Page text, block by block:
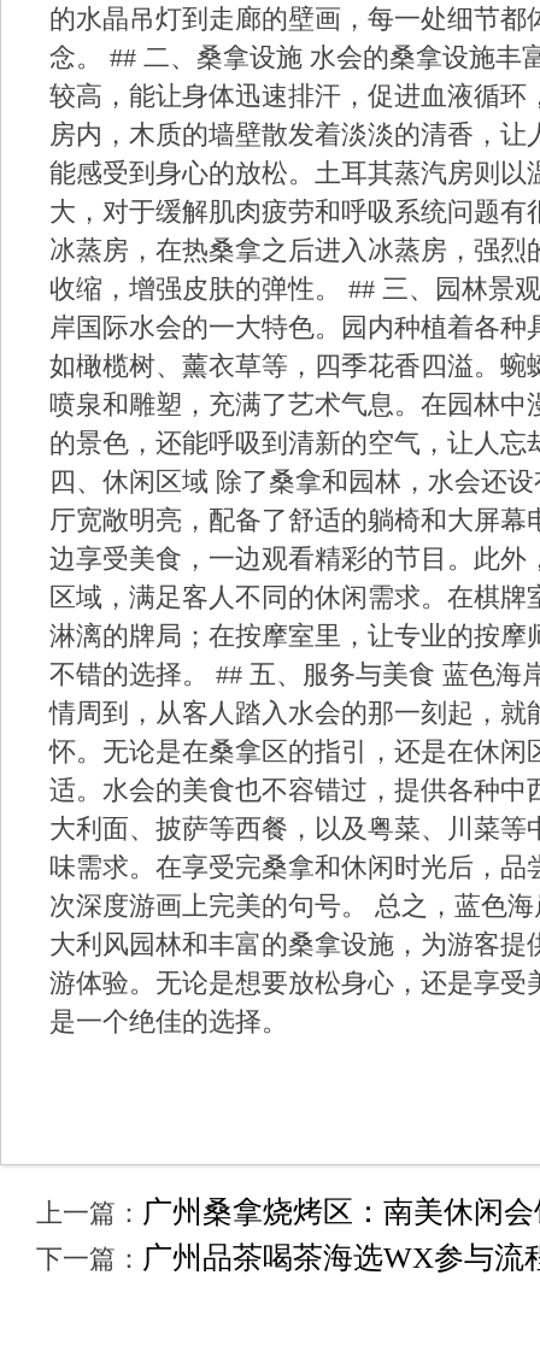
的水晶吊灯到走廊的壁画，每一处细节都
念。 ## 二、桑拿设施 水会的桑拿设施丰
较高，能让身体迅速排汗，促进血液循环
房内，木质的墙壁散发着淡淡的清香，让
能感受到身心的放松。土耳其蒸汽房则以
大，对于缓解肌肉疲劳和呼吸系统问题有
冰蒸房，在热桑拿之后进入冰蒸房，强烈
收缩，增强皮肤的弹性。 ## 三、园林景
岸国际水会的一大特色。园内种植着各种
如橄榄树、薰衣草等，四季花香四溢。蜿
喷泉和雕塑，充满了艺术气息。在园林中
的景色，还能呼吸到清新的空气，让人忘
四、休闲区域 除了桑拿和园林，水会还
厅宽敞明亮，配备了舒适的躺椅和大屏幕
边享受美食，一边观看精彩的节目。此外
区域，满足客人不同的休闲需求。在棋
淋漓的牌局；在按摩室里，让专业的按摩
不错的选择。 ## 五、服务与美食 蓝色海
情周到，从客人踏入水会的那一刻起，就
怀。无论是在桑拿区的指引，还是在休闲
适。水会的美食也不容错过，提供各种中
大利面、披萨等西餐，以及粤菜、川菜等
味需求。在享受完桑拿和休闲时光后，品
次深度游画上完美的句号。 总之，蓝色
大利风园林和丰富的桑拿设施，为游客提
游体验。无论是想要放松身心，还是享受
是一个绝佳的选择。
上一篇： 广州桑拿烧烤区：南美休闲
下一篇： 广州品茶喝茶海选WX参与流